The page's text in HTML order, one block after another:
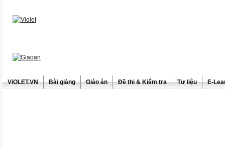
ViOLET.VN Bài giảng Giáo án Đề thi & Kiểm tra Tư liệu E-